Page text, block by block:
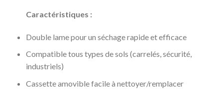
Caractéristiques :
Double lame pour un séchage rapide et efficace
Compatible tous types de sols (carrelés, sécurité,
industriels)
Cassette amovible facile à nettoyer/remplacer